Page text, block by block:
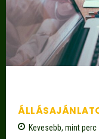
Kevesebb, mintperc